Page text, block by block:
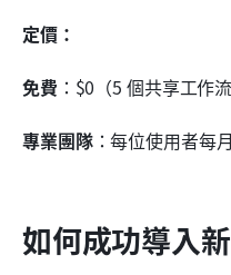
定價：
免費 ：$0（5 個共享工作流
專業團隊：每位使用者每
如何成功導入